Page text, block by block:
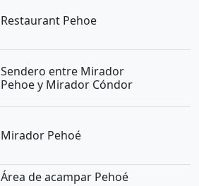
Restaurant Pehoe
Sendero entre Mirador
Pehoe y Mirador Cóndor
Mirador Pehoé
Área de acampar Pehoé